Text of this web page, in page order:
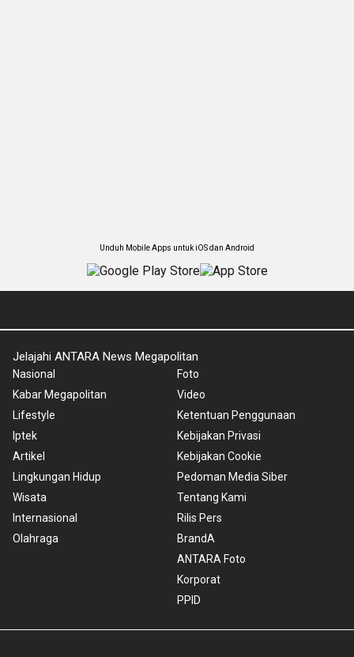
Unduh Mobile Apps untuk iOS dan Android
Jelajahi ANTARA News Megapolitan
Nasional
Kabar Megapolitan
Lifestyle
Iptek
Artikel
Lingkungan Hidup
Wisata
Internasional
Olahraga
Foto
Video
Ketentuan Penggunaan
Kebijakan Privasi
Kebijakan Cookie
Pedoman Media Siber
Tentang Kami
Rilis Pers
BrandA
ANTARA Foto
Korporat
PPID